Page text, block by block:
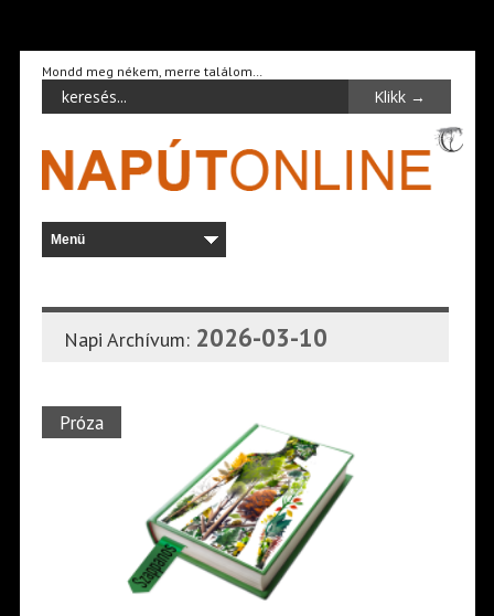
Mondd meg nékem, merre találom…
Napi Archívum: 2026-03-10
Próza